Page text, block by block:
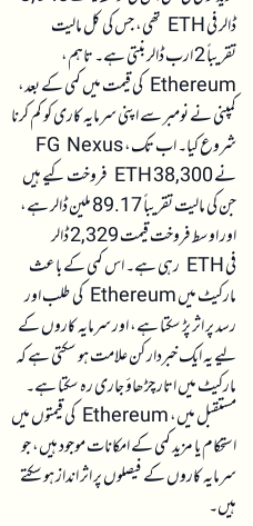
ڈالر فی ETH تھی، جس کی کل مالیت
تقریباً 2 ارب ڈالر بنتی ہے۔ تاہم،
Ethereum کی قیمت میں کمی کے بعد،
کمپنی نے نومبر سے اپنی سرمایہ کاری کو کم کرنا
شروع کیا۔ اب تک، FG Nexus
نے 38,300 ETH فروخت کیے ہیں
جن کی مالیت تقریباً 89.17 ملین ڈالر ہے،
اور اوسط فروخت قیمت 2,329 ڈالر
فی ETH رہی ہے۔ اس کمی کے باعث
مارکیٹ میں Ethereum کی طلب اور
رسد پر اثر پڑ سکتا ہے، اور سرمایہ کاروں کے
لیے یہ ایک خبردار کن علامت ہو سکتی ہے کہ
مارکیٹ میں اتار چڑھاؤ جاری رہ سکتا ہے۔
مستقبل میں، Ethereum کی قیمتوں میں
استحکام یا مزید کمی کے امکانات موجود ہیں، جو
سرمایہ کاروں کے فیصلوں پر اثر انداز ہو سکتے
ہیں۔